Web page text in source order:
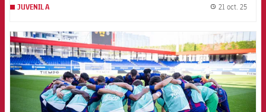
JUVENIL A 21 oct. 25
FCB Barcelona badge